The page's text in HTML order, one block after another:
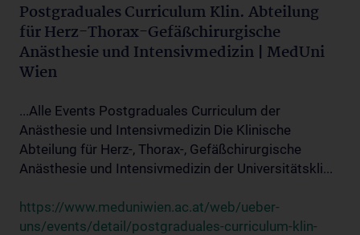
Postgraduales Curriculum Klin. Abteilung
für Herz-Thorax-Gefäßchirurgische
Anästhesie und Intensivmedizin | MedUni
Wien
...Alle Events Postgraduales Curriculum der
Anästhesie und Intensivmedizin Die Klinische
Abteilung für Herz-, Thorax-, Gefäßchirurgische
Anästhesie und Intensivmedizin der Universitätskli...
https://www.meduniwien.ac.at/web/ueber-
uns/events/detail/postgraduales-curriculum-klin-